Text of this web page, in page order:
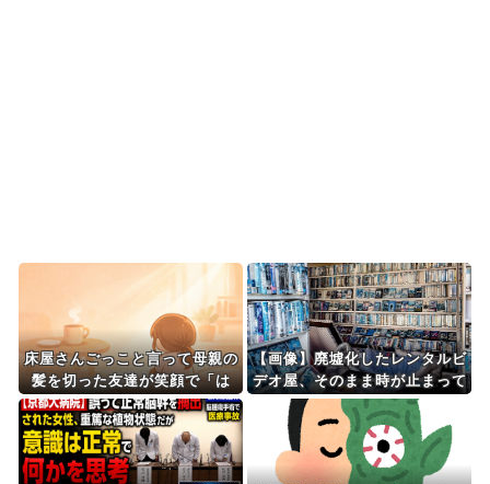
Powered by livedoor 相互RSS
床屋さんごっこと言って母親の
髪を切った友達が笑顔で「は
い、次〇〇の番！」とハサミを
差し出してきた。
【画像】廃墟化したレンタルビ
デオ屋、そのまま時が止まって
しまっていると話題にｗｗｗｗ